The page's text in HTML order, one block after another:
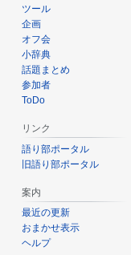
ツール
企画
オフ会
小辞典
話題まとめ
参加者
ToDo
リンク
語り部ポータル
旧語り部ポータル
案内
最近の更新
おまかせ表示
ヘルプ